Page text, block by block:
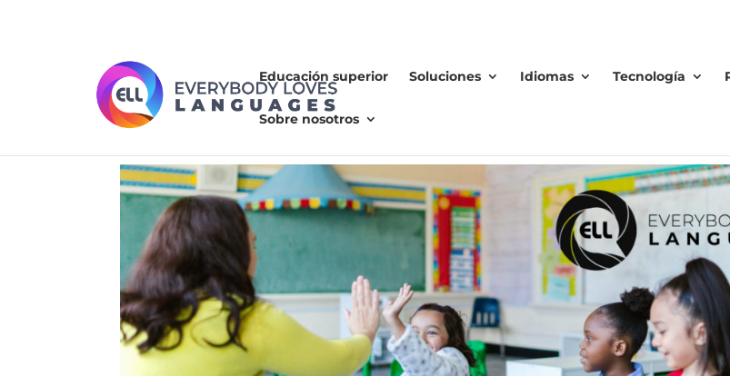
Educación superior Soluciones Idiomas Tecnología
Sobre nosotros